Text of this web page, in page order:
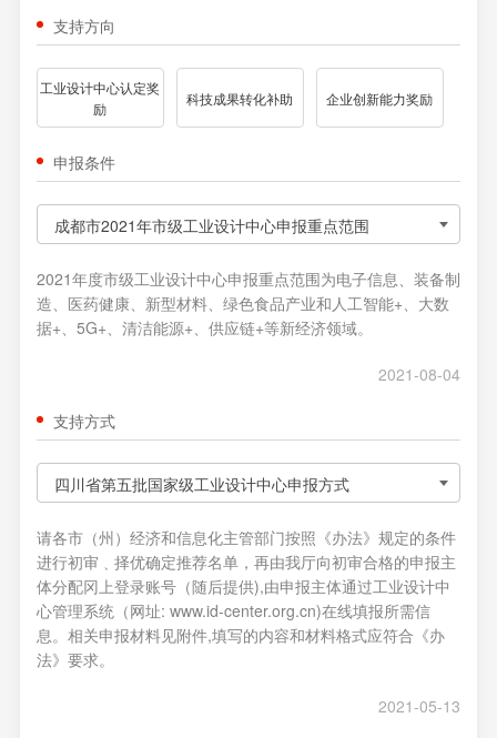
支持方向
工业设计中心认定奖
励
科技成果转化补助 企业创新能力奖励
申报条件
成都市2021年市级工业设计中心申报重点范围
2021年度市级工业设计中心申报重点范围为电子信息、装备制
造、医药健康、新型材料、绿色食品产业和人工智能+、大数
据+、5G+、清洁能源+、供应链+等新经济领域。
2021-08-04
支持方式
四川省第五批国家级工业设计中心申报方式
请各市（州）经济和信息化主管部门按照《办法》规定的条件
进行初审﹑择优确定推荐名单，再由我厅向初审合格的申报主
体分配冈上登录账号（随后提供),由申报主体通过工业设计中
心管理系统（网址: www.id-center.org.cn)在线填报所需信
息。相关申报材料见附件,填写的内容和材料格式应符合《办
法》要求。
2021-05-13